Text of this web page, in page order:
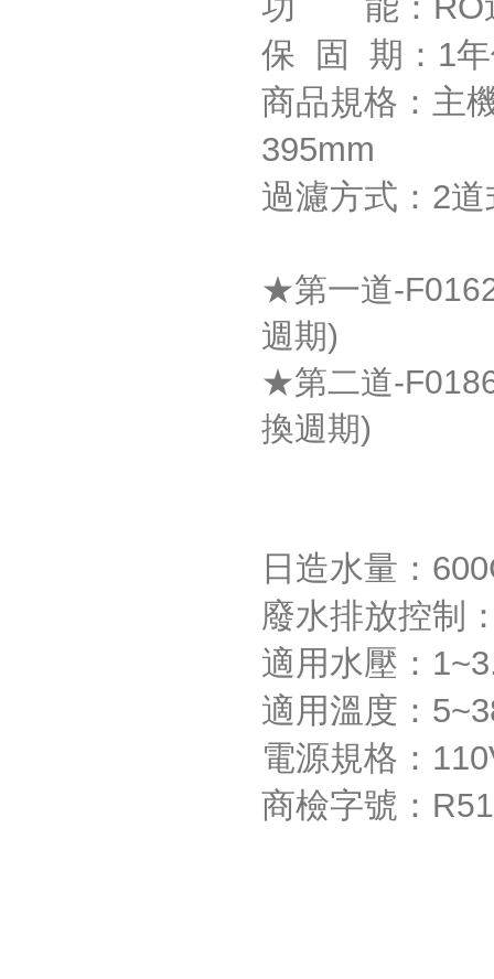
保 固 期：1年
商品規格：主
395mm
過濾方式：2道
★第一道-
週期)
★第二道-
換週期)
日造水量：
廢水排放控制
適用水壓：
適用溫度：
電源規格：
商檢字號：